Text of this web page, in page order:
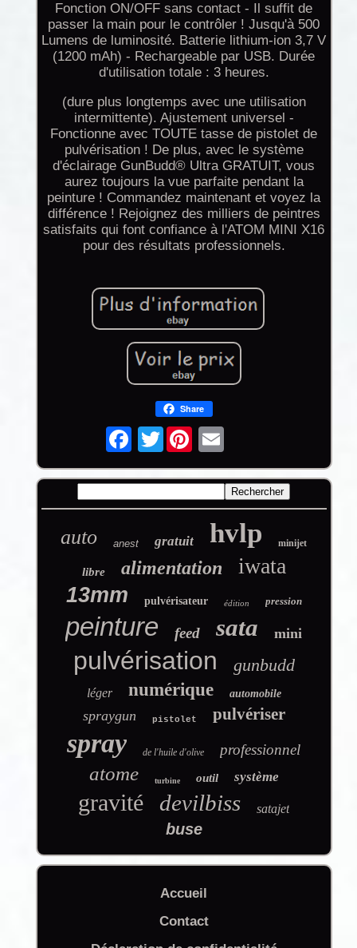
Fonction ON/OFF sans contact - Il suffit de
passer la main pour le contrôler ! Jusqu'à 500
Lumens de luminosité. Batterie lithium-ion 3,7 V
(1200 mAh) - Rechargeable par USB. Durée
d'utilisation totale : 3 heures.
(dure plus longtemps avec une utilisation
intermittente). Ajustement universel -
Fonctionne avec TOUTE tasse de pistolet de
pulvérisation ! De plus, avec le système
d'éclairage GunBudd® Ultra GRATUIT, vous
aurez toujours la vue parfaite pendant la
peinture ! Commandez maintenant et voyez la
différence ! Rejoignez des milliers de peintres
satisfaits qui font confiance à l'ATOM MINI X16
pour des résultats professionnels.
Share
Twitter
auto anest gratuit hvlp minijet
libre alimentation iwata
13mm pulvérisateur édition pression
peinture feed sata mini
pulvérisation gunbudd
léger numérique automobile
spraygun pistolet pulvériser
spray de l'huile d'olive professionnel
atome turbine outil système
gravité devilbiss satajet
buse
Accueil
Contact